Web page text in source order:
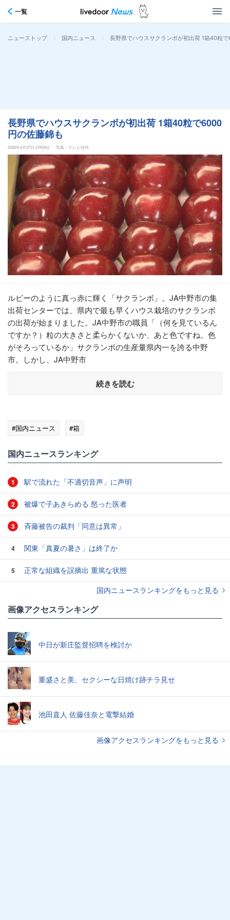
一覧
ニューストップ > 国内ニュース > 長野県でハウスサクランボが初出荷 1箱40粒
長野県でハウスサクランボが初出荷 1箱40粒で6000
円の佐藤錦も
2026年4月27日 21時8分 写真：テレビ信州
ルビーのように真っ赤に輝く「サクランボ」。JA中野市の集
出荷センターでは、県内で最も早くハウス栽培のサクランボ
の出荷が始まりました。JA中野市の職員「（何を見ているん
ですか？）粒の大きさと柔らかくないか、あと色ですね。色
がそろっているか」サクランボの生産量県内一を誇る中野
市。しかし、JA中野市
続きを読む
#国内ニュース #箱
国内ニュースランキング
1 駅で流れた「不適切音声」に声明
2 被爆で子あきらめる 怒った医者
3 斉藤被告の裁判「同意は異常」
4 関東「真夏の暑さ」は終了か
5
正常な組織を誤摘出 重篤な状態
国内ニュースランキングをもっと見る
画像アクセスランキング
中日が新庄監督招聘を検討か
重盛さと美、セクシーな日焼け跡チラ見せ
池田直人 佐藤佳奈と電撃結婚
画像アクセスランキングをもっと見る